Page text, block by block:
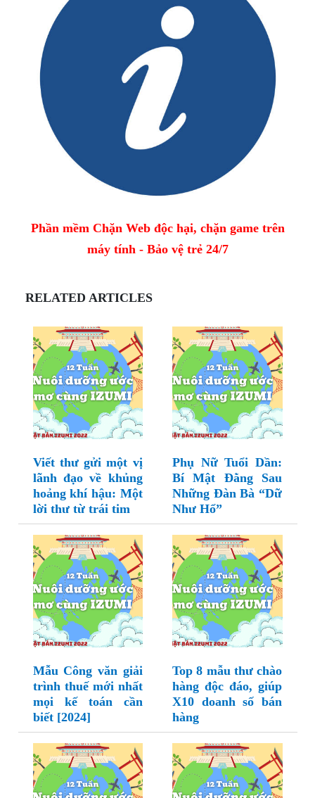
Phần mềm Chặn Web độc hại, chặn game trên
máy tính - Bảo vệ trẻ 24/7
RELATED ARTICLES
Viết thư gửi một vị
lãnh đạo về khủng
hoảng khí hậu: Một
lời thư từ trái tim
Phụ Nữ Tuổi Dần:
Bí Mật Đằng Sau
Những Đàn Bà “Dữ
Như Hổ”
Mẫu Công văn giải
trình thuế mới nhất
mọi kế toán cần
biết [2024]
Top 8 mẫu thư chào
hàng độc đáo, giúp
X10 doanh số bán
hàng